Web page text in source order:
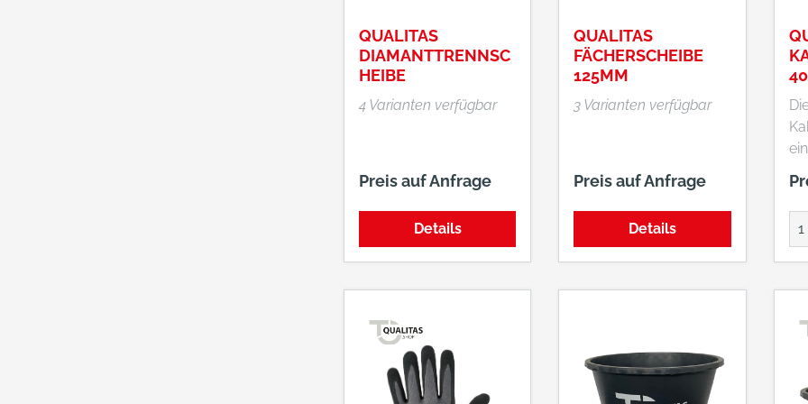
QUALITAS
DIAMANTTRENNSC
HEIBE
4 Varianten verfügbar
Preis auf Anfrage
Details
QUALITAS
FÄCHERSCHEIBE
125MM
3 Varianten verfügbar
Preis auf Anfrage
Details